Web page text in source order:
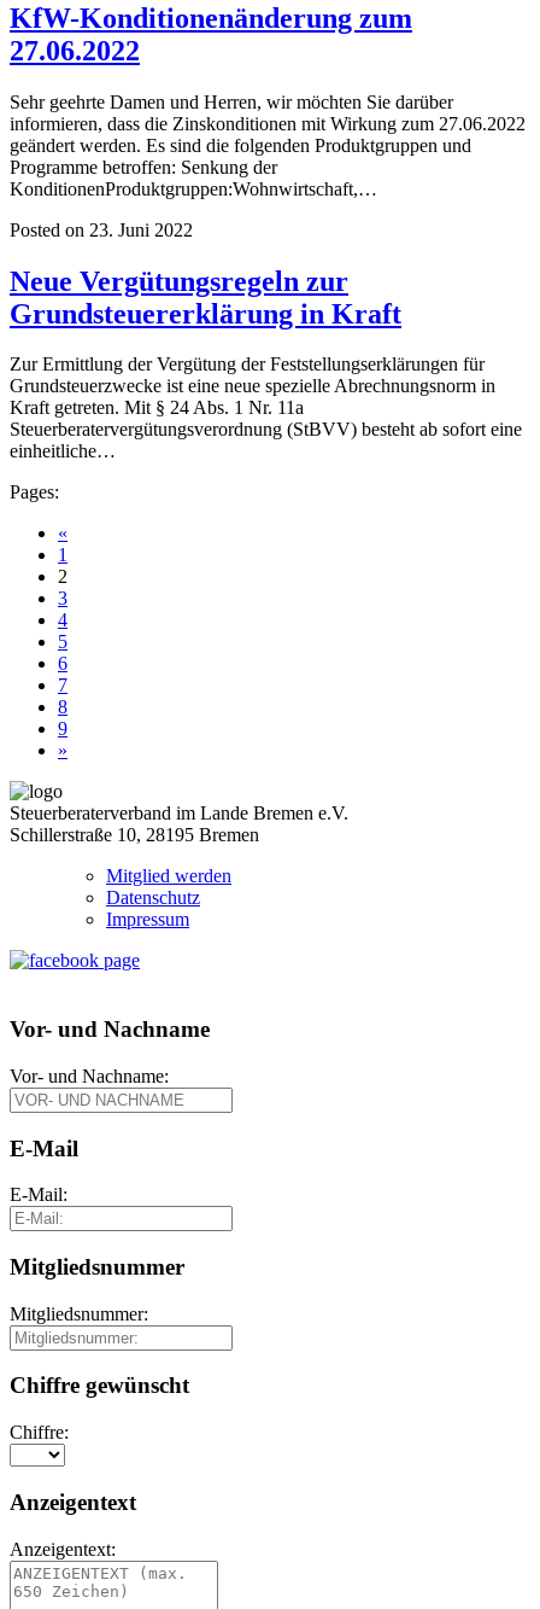
KfW-Konditionenänderung zum
27.06.2022
Sehr geehrte Damen und Herren, wir möchten Sie darüber
informieren, dass die Zinskonditionen mit Wirkung zum 27.06.2022
geändert werden. Es sind die folgenden Produktgruppen und
Programme betroffen: Senkung der
KonditionenProduktgruppen:Wohnwirtschaft,…
Posted on 23. Juni 2022
Neue Vergütungsregeln zur
Grundsteuererklärung in Kraft
Zur Ermittlung der Vergütung der Feststellungserklärungen für
Grundsteuerzwecke ist eine neue spezielle Abrechnungsnorm in
Kraft getreten. Mit § 24 Abs. 1 Nr. 11a
Steuerberatervergütungsverordnung (StBVV) besteht ab sofort eine
einheitliche…
Pages:
«
1
2
3
4
5
6
7
8
9
»
Steuerberaterverband im Lande Bremen e.V.
Schillerstraße 10, 28195 Bremen
Mitglied werden
Datenschutz
Impressum
Vor- und Nachname
Vor- und Nachname:
E-Mail
E-Mail:
Mitgliedsnummer
Mitgliedsnummer:
Chiffre gewünscht
Chiffre:
Anzeigentext
Anzeigentext: